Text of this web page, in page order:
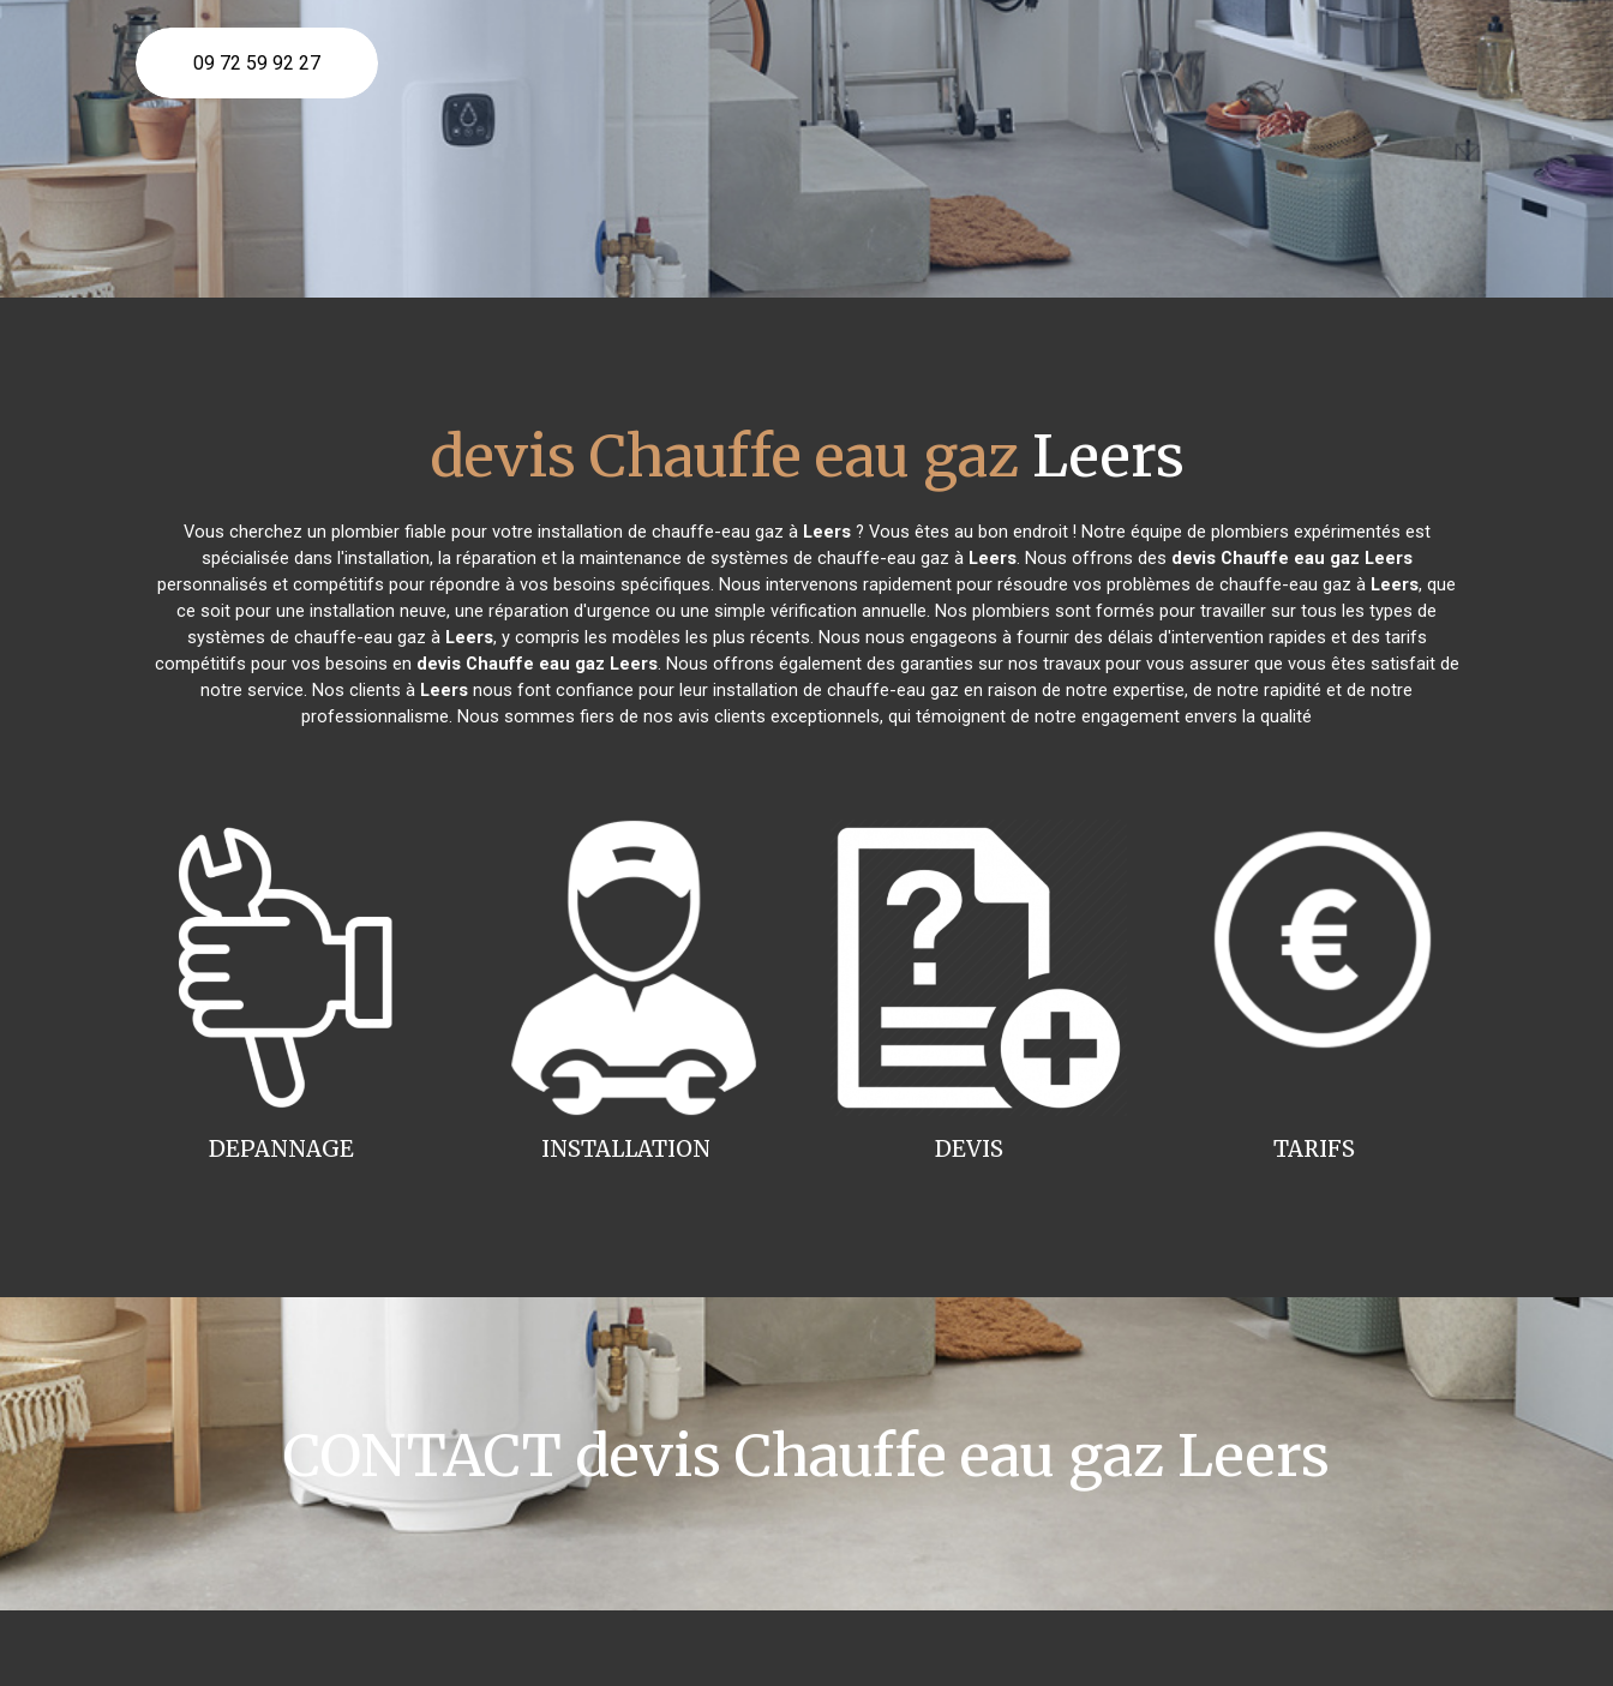
09 72 59 92 27
devis Chauffe eau gaz Leers
Vous cherchez un plombier fiable pour votre installation de chauffe-eau gaz à Leers? Vous êtes au bon endroit ! Notre équipe de plombiers expérimentés est
spécialisée dans l'installation, la réparation et la maintenance de systèmes de chauffe-eau gaz à Leers. Nous offrons des devis Chauffe eau gaz Leers
personnalisés et compétitifs pour répondre à vos besoins spécifiques. Nous intervenons rapidement pour résoudre vos problèmes de chauffe-eau gaz à Leers, que
ce soit pour une installation neuve, une réparation d'urgence ou une simple vérification annuelle. Nos plombiers sont formés pour travailler sur tous les types de
systèmes de chauffe-eau gaz à Leers, y compris les modèles les plus récents. Nous nous engageons à fournir des délais d'intervention rapides et des tarifs
compétitifs pour vos besoins en devis Chauffe eau gaz Leers. Nous offrons également des garanties sur nos travaux pour vous assurer que vous êtes satisfait de
notre service. Nos clients à Leers nous font confiance pour leur installation de chauffe-eau gaz en raison de notre expertise, de notre rapidité et de notre
professionnalisme. Nous sommes fiers de nos avis clients exceptionnels, qui témoignent de notre engagement envers la qualité
INSTALLATION
DEPANNAGE TARIFS
DEVIS
CONTACT devis Chauffe eau gaz Leers